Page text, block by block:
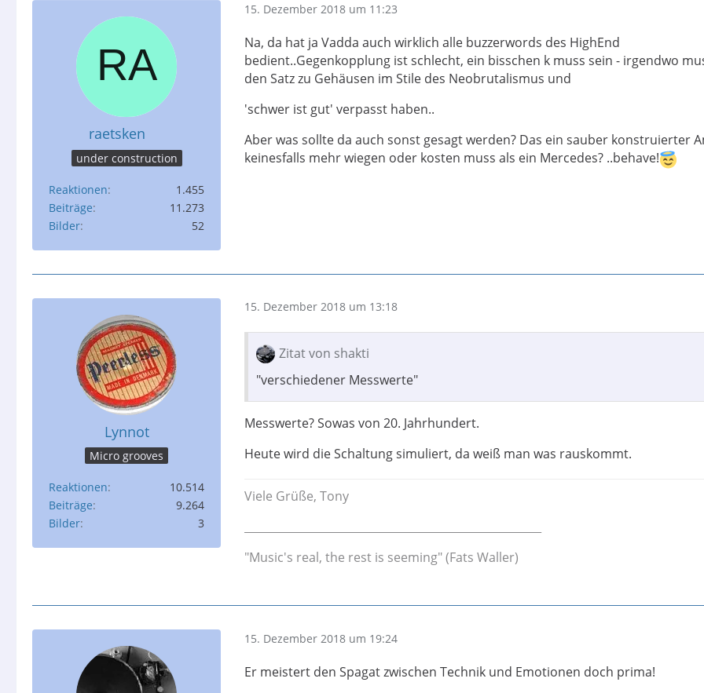
raetsken
under construction
Reaktionen
1.455
Beiträge
11.273
Bilder
52
15. Dezember 2018 um 11:23
Na, da hat ja Vadda auch wirklich alle buzzerwords des HighEnd
bedient..Gegenkopplung ist schlecht, ein bisschen k muss sein - irgendwo
den Satz zu Gehäusen im Stile des Neobrutalismus und
'schwer ist gut' verpasst haben..
Aber was sollte da auch sonst gesagt werden? Das ein sauber konstruierter
keinesfalls mehr wiegen oder kosten muss als ein Mercedes? ..behave!
Lynnot
Micro grooves
Reaktionen
10.514
Beiträge
9.264
Bilder
3
15. Dezember 2018 um 13:18
Zitat von shakti
"verschiedener Messwerte"
Messwerte? Sowas von 20. Jahrhundert.
Heute wird die Schaltung simuliert, da weiß man was rauskommt.
Viele Grüße, Tony
"Music's real, the rest is seeming" (Fats Waller)
15. Dezember 2018 um 19:24
Er meistert den Spagat zwischen Technik und Emotionen doch prima!